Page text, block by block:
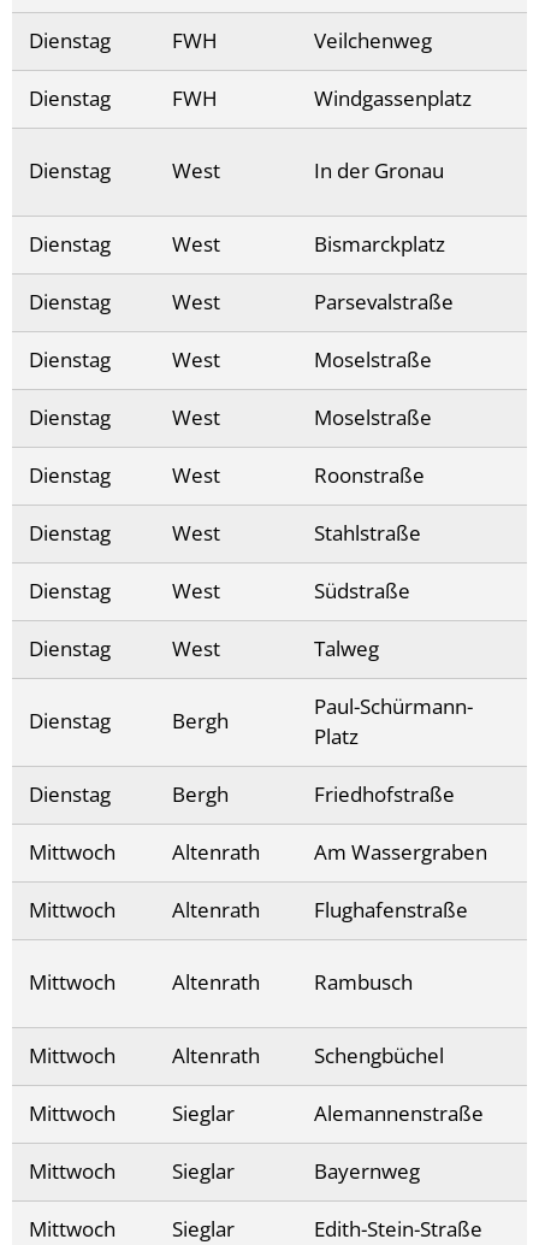
Dienstag FWH Veilchenweg
Dienstag FWH Windgassenplatz
Dienstag West In der Gronau
Dienstag West Bismarckplatz
Dienstag West Parsevalstraße
Dienstag West Moselstraße
Dienstag West Moselstraße
Dienstag West Roonstraße
Dienstag West Stahlstraße
Dienstag West Südstraße
Dienstag West Talweg
Dienstag Bergh
Paul-Schürmann-
Platz
Dienstag Bergh Friedhofstraße
Mittwoch Altenrath Am Wassergraben
Mittwoch Altenrath Flughafenstraße
Mittwoch Altenrath Rambusch
Mittwoch Altenrath Schengbüchel
Mittwoch Sieglar Alemannenstraße
Mittwoch Sieglar Bayernweg
Mittwoch Sieglar Edith-Stein-Straße